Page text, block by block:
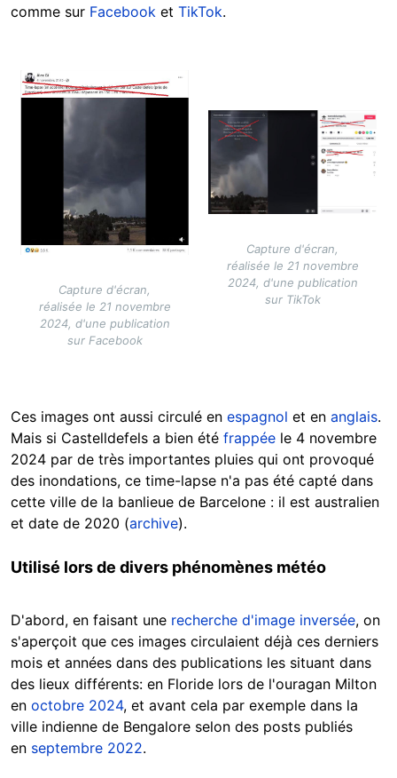
comme sur Facebook et TikTok.
Image
Capture d'écran,
réalisée le 21 novembre
2024, d'une publication
sur Facebook
Image
Capture d'écran,
réalisée le 21 novembre
2024, d'une publication
sur TikTok
Ces images ont aussi circulé en espagnol et en anglais.
Mais si Castelldefels a bien été frappée le 4 novembre
2024 par de très importantes pluies qui ont provoqué
des inondations, ce time-lapse n'a pas été capté dans
cette ville de la banlieue de Barcelone : il est australien
et date de 2020 (archive).
Utilisé lors de divers phénomènes météo
D'abord, en faisant une recherche d'image inversée, on
s'aperçoit que ces images circulaient déjà ces derniers
mois et années dans des publications les situant dans
des lieux différents: en Floride lors de l'ouragan Milton
en octobre 2024, et avant cela par exemple dans la
ville indienne de Bengalore selon des posts publiés
en septembre 2022.